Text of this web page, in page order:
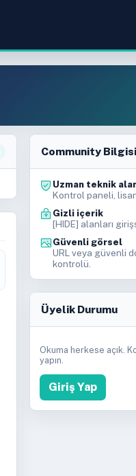
Community Bilgisi
Uzman teknik
Kontrol paneli,
Gizli içerik
[HIDE] alanları
Güvenli görsel
URL veya güvenli
kontrolü.
Üyelik Durumu
Okuma herkese açık.
yapın.
Giriş Yap